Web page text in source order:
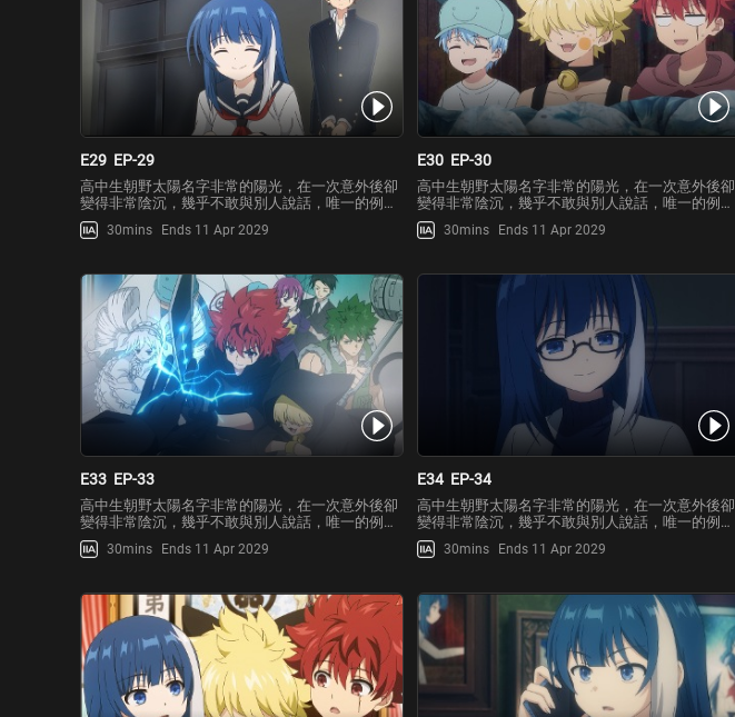
E29 EP-29
高中生朝野太陽名字非常的陽光，在一次意外後卻
變得非常陰沉，幾乎不敢與別人說話，唯一的例外
就是青梅竹馬夜櫻六美。然而某一天，因為疑似迷
戀六美的跟蹤狂晝川老師卻想動手殺害太陽，太陽
30mins Ends 11 Apr 2029
E30 EP-30
高中生朝野太陽名字非常的陽光，在一次意外後卻
變得非常陰沉，幾乎不敢與別人說話，唯一的例外
就是青梅竹馬夜櫻六美。然而某一天，因為疑似迷
戀六美的跟蹤狂晝川老師卻想動手殺害太陽，太陽
30mins Ends 11 Apr 2029
E33 EP-33
高中生朝野太陽名字非常的陽光，在一次意外後卻
變得非常陰沉，幾乎不敢與別人說話，唯一的例外
就是青梅竹馬夜櫻六美。然而某一天，因為疑似迷
戀六美的跟蹤狂晝川老師卻想動手殺害太陽，太陽
世家的千金大小姐…！
30mins Ends 11 Apr 2029
E34 EP-34
高中生朝野太陽名字非常的陽光，在一次意外後卻
變得非常陰沉，幾乎不敢與別人說話，唯一的例外
就是青梅竹馬夜櫻六美。然而某一天，因為疑似迷
戀六美的跟蹤狂晝川老師卻想動手殺害太陽，太陽
世家的千金大小姐…！
30mins Ends 11 Apr 2029